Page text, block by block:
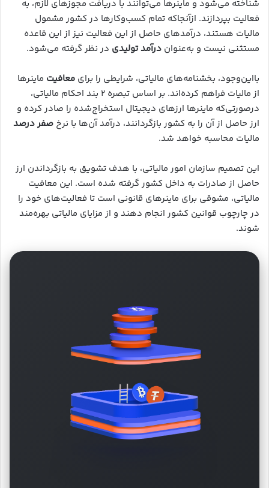
شناخته می‌شود و ماینرها می‌توانند با دریافت مجوزهای لازم، به
فعالیت بپردازند. ازآنجاکه تمام کسب‌وکارها در کشور مشمول
مالیات هستند، درآمدهای حاصل از این فعالیت نیز از این قاعده
مستثنی نیست و به‌عنوان درآمد تولیدی در نظر گرفته می‌شود.
بااین‌وجود، بخشنامه‌های مالیاتی، شرایطی را برای معافیت ماینرها
از مالیات فراهم کرده‌اند. بر اساس تبصره ۲ بند احکام مالیاتی،
درصورتی‌که ماینرها ارزهای دیجیتال استخراج‌شده را صادر کرده و
ارز حاصل از آن را به کشور بازگردانند، درآمد آن‌ها با نرخ صفردرصد
مالیات محاسبه خواهد شد.
این تصمیم سازمان امور مالیاتی، با هدف تشویق به بازگرداندن ارز
حاصل از صادرات به داخل کشور گرفته شده است. این معافیت
مالیاتی، مشوقی برای ماینرهای قانونی است تا فعالیت‌های خود را
در چارچوب قوانین کشور انجام دهند و از مزایای مالیاتی بهره‌مند
شوند.